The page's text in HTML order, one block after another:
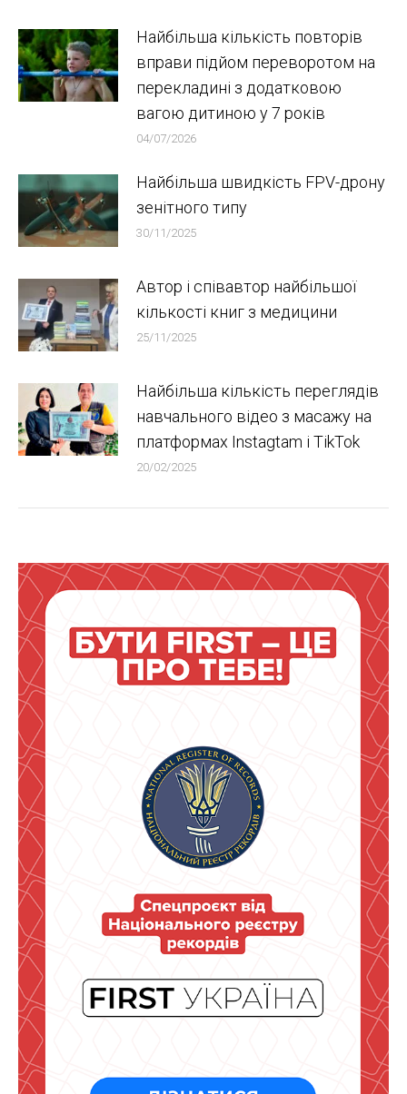
Найбільша кількість повторів
вправи підйом переворотом на
перекладині з додатковою
вагою дитиною у 7 років
04/07/2026
Найбільша швидкість FPV-дрону
зенітного типу
30/11/2025
Автор і співавтор найбільшої
кількості книг з медицини
25/11/2025
Найбільша кількість переглядів
навчального відео з масажу на
платформах Instagtam i TikTok
20/02/2025